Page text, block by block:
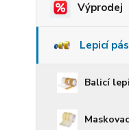
Výprodej
Lepicí
Balicí